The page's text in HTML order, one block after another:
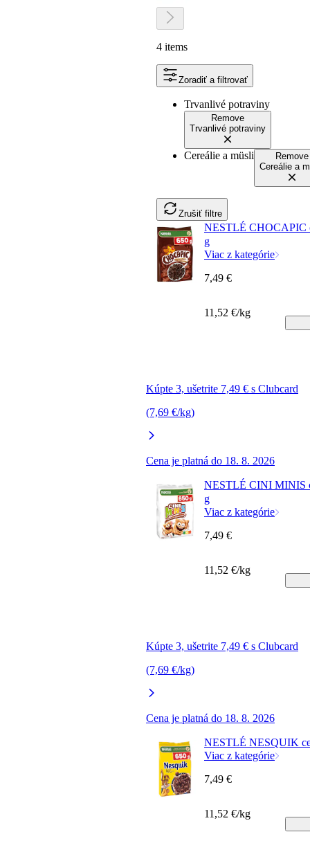
4 items
Zoradiť a filtrovať
Trvanlivé potraviny
Remove
Trvanlivé potraviny
Cereálie a müsli
Remove
Cereálie a
Zrušiť filtre
NESTLÉ CHOCAPIC
g
Viac z kategórie
Kúpte 3, ušetrite 7,49 € s Clubcard
(7,69 €/kg)
Cena je platná do 18. 8. 2026
7,49 €
11,52 €/kg
NESTLÉ CINI MINIS
g
Viac z kategórie
Kúpte 3, ušetrite 7,49 € s Clubcard
(7,69 €/kg)
Cena je platná do 18. 8. 2026
7,49 €
11,52 €/kg
NESTLÉ NESQUIK
Viac z kategórie
7,49 €
11,52 €/kg